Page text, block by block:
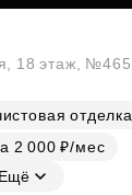
18 этаж, №465
отделка
2 000 ₽/мес
Ещё